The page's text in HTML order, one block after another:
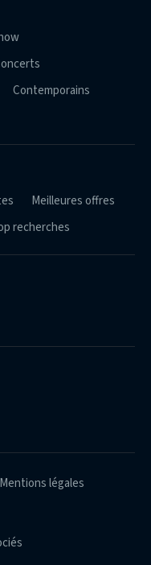
Contemporains
Meilleures offres
recherches
Mentions légales